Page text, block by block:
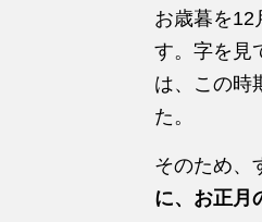
お歳暮を12
す。字を見
は、この時
た。
そのため、
に、お正月